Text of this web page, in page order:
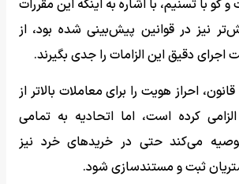
گو با تسنیم، با اشاره به اینکه این مقررات
نیز در قوانین پیش‌بینی شده بود، از
دقیق این الزامات را جدی بگیرند.
احراز هویت را برای معاملات بالاتر از
الزامی کرده است، اما اتحادیه به تمامی
می‌کند حتی در خریدهای خرد نیز
ثبت و مستندسازی شود.